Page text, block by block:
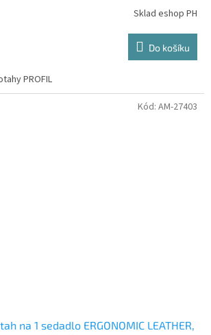
Sklad eshop PH
Do košíku
PROFIL
na 1 sedadlo ERGONOMIC LEATHER,
Kód: AM-27403